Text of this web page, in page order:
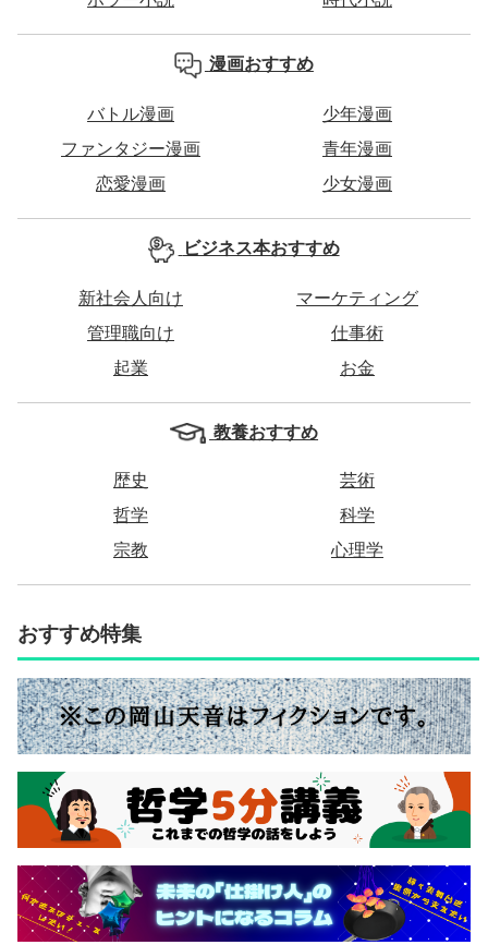
漫画おすすめ
バトル漫画
少年漫画
ファンタジー漫画
青年漫画
恋愛漫画
少女漫画
ビジネス本おすすめ
新社会人向け
マーケティング
管理職向け
仕事術
起業
お金
教養おすすめ
歴史
芸術
哲学
科学
宗教
心理学
おすすめ特集